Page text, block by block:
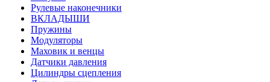
Рулевые наконечники
ВКЛАДЫШИ
Пружины
Модуляторы
Маховик и венцы
Датчики давления
Цилиндры сцепления